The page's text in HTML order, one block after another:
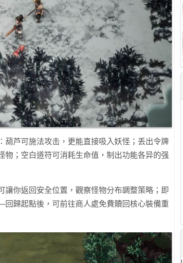
葫芦可施法攻击，更能直接吸入妖怪；丢出令牌
物；空白道符可消耗生命值，制出功能各异的强
讓你返回安全位置，觀察怪物分布調整策略；即
歸起點後，可前往商人處免費贖回核心裝備重